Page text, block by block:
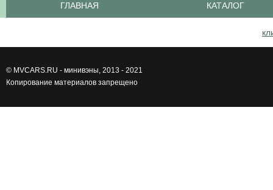
ГЛАВНАЯ КАТАЛОГ
© MVCARS.RU - минивэны, 2013 - 2021
Копирование материалов запрещено